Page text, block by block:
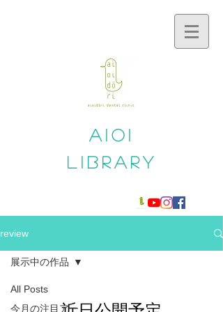
aioi
​library
review
All Posts
今月の注目アー
展示中の作品